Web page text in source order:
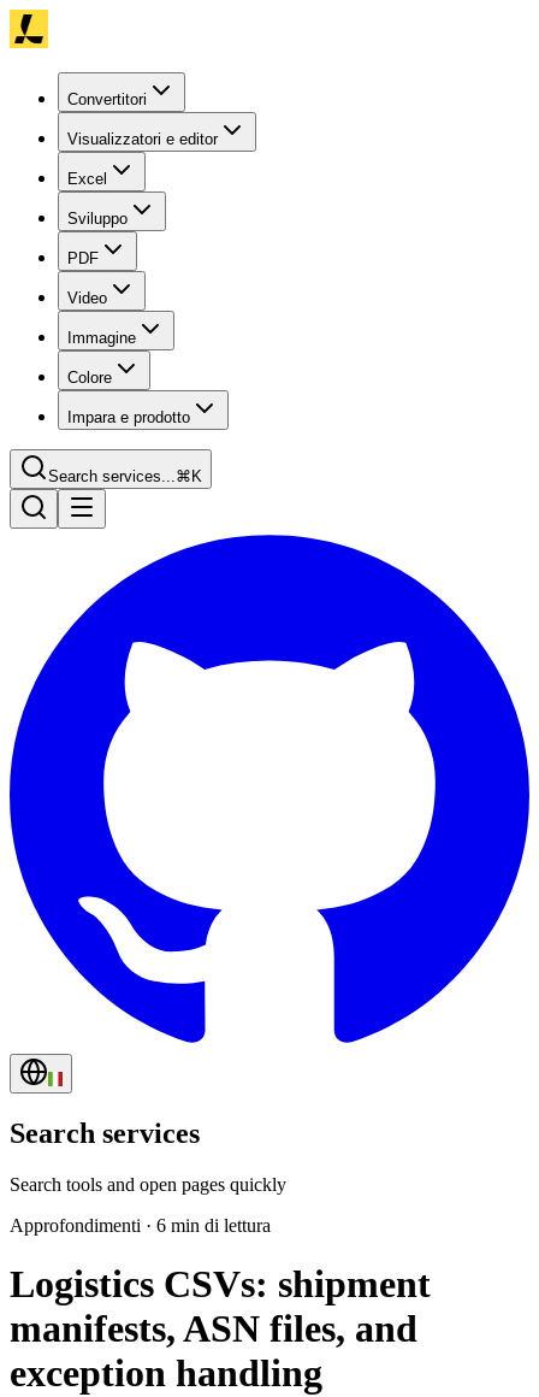
Convertitori
Visualizzatori e editor
Excel
Sviluppo
PDF
Video
Immagine
Colore
Impara e prodotto
Search services...⌘K
Search services
Search tools and open pages quickly
Approfondimenti · 6 min di lettura
Logistics CSVs: shipment
manifests, ASN files, and
exception handling